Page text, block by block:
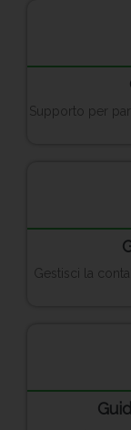
Supporto per
Gestisci la